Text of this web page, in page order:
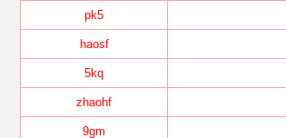
pk5
haosf
5kq
zhaohf
9gm